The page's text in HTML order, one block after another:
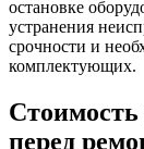
остановке
устранения
срочности и
комплектующих.
перед